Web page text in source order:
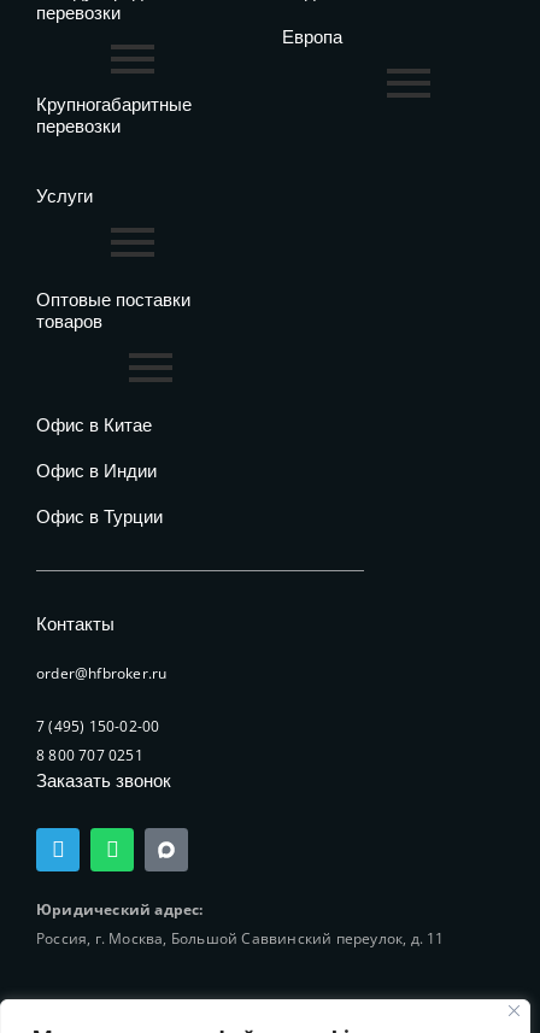
перевозки
Крупногабаритные
перевозки
Европа
Услуги
Оптовые поставки
товаров
Офис в Китае
Офис в Индии
Офис в Турции
Контакты
order@hfbroker.ru
7 (495) 150-02-00
8 800 707 0251
Заказать звонок
T
e
l
e
g
r
W
h
a
t
s
a
Юридический адрес:
Россия, г. Москва, Большой Саввинский переулок, д. 11